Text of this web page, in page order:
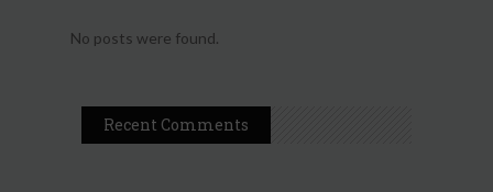
No posts were found.
Recent Comments